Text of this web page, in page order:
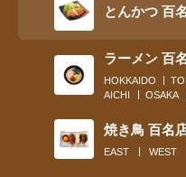
とんかつ 百
ラーメン 百
HOKKAIDO
AICHI
OSAKA
焼き鳥 百名
EAST WEST
刺激